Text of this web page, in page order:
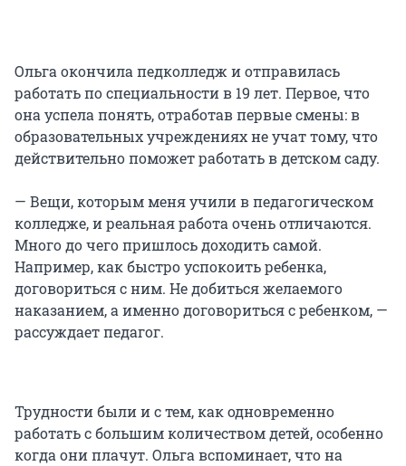
Ольга окончила педколледж и отправилась
работать по специальности в 19 лет. Первое, что
она успела понять, отработав первые смены: в
образовательных учреждениях не учат тому, что
действительно поможет работать в детском саду.
— Вещи, которым меня учили в педагогическом
колледже, и реальная работа очень отличаются.
Много до чего пришлось доходить самой.
Например, как быстро успокоить ребенка,
договориться с ним. Не добиться желаемого
наказанием, а именно договориться с ребенком, —
рассуждает педагог.
Трудности были и с тем, как одновременно
работать с большим количеством детей, особенно
когда они плачут. Ольга вспоминает, что на